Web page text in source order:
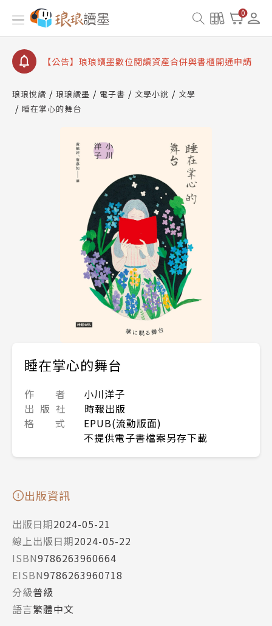
0
【公告】因 Readmoo 讀墨系統維護中，本站同步暫
停部分閱讀服務
【公告】琅琅讀墨數位閱讀資產合併與書櫃開通申請
【公告】琅琅讀墨書櫃開通常見問題
請圖文教學
【公告】琅琅書店服務升級重要說明及資產合併結果
停部分閱讀服務
琅琅悅讀 琅琅讀墨 電子書 文學小說
文學
睡在掌心的舞台
睡在掌心的舞台
作 者
小川洋子
出 版 社
時報出版
格 式
EPUB(流動版面)
不提供電子書檔案另存下載
出版資訊
出版日期2024-05-21
線上出版日期2024-05-22
ISBN9786263960664
EISBN9786263960718
分級普級
語言繁體中文